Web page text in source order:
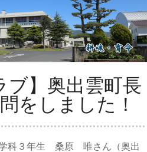
ブ】奥出雲町長
をしました！
学科３年生 桑原 唯さん（奥出